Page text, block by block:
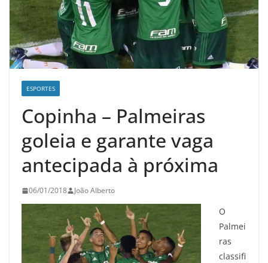
ESPORTES
Copinha – Palmeiras
goleia e garante vaga
antecipada à próxima
06/01/2018 João Alberto
O
Palmei
ras
classifi